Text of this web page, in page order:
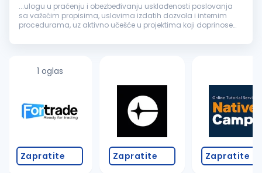
...ulogu u praćenju i obezbeđivanju usklađenosti poslovanja
sa važećim propisima, uslovima izdatih dozvola i internim
procedurama, uz aktivno učešće u projektima koji doprinose
Ključne...
1 oglas
Zapratite Zapratite Zapratite